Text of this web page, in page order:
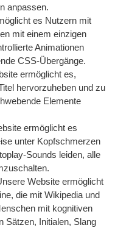
anpassen.
es Nutzern mit
mit einem einzigen
Animationen
CSS-Übergänge.
ermöglicht es,
hervorzuheben und zu
Elemente
ermöglicht es
unter Kopfschmerzen
Sounds leiden, alle
Website ermöglicht
die mit Wikipedia und
mit kognitiven
Sätzen, Initialen, Slang